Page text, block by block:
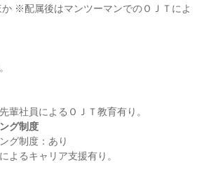
※配属後はマンツーマンでのＯＪＴによ
グ制度
グ制度：あり